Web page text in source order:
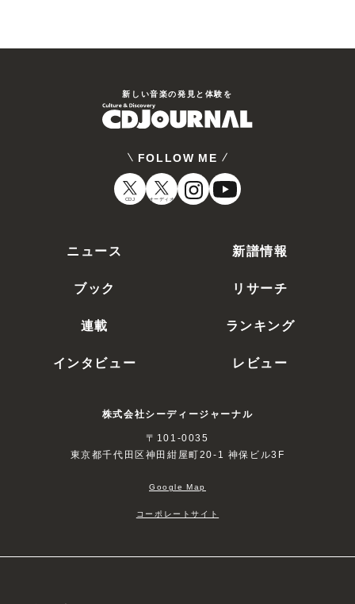
新しい⾳楽の発⾒と体験を
FOLLOW ME
CDJ オーディオ
ニュース
新譜情報
ブック
リサーチ
連載
ランキング
インタビュー
レビュー
株式会社シーディージャーナル
〒101-0035
東京都千代田区神田紺屋町20-1 神保ビル3F
Google Map
コーポレートサイト